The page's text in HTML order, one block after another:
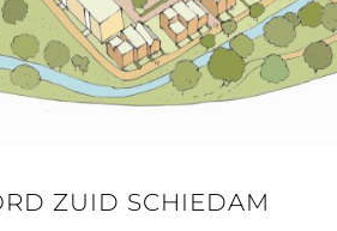
ZUID SCHIEDAM